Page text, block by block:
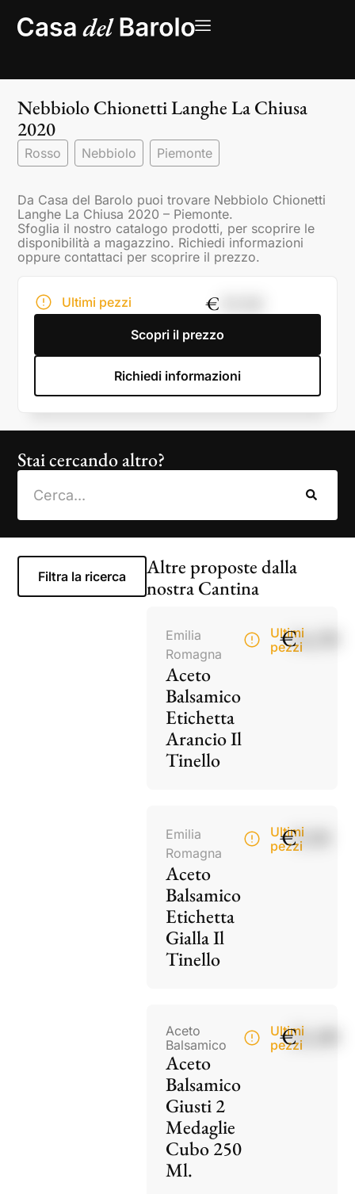
Nebbiolo Chionetti Langhe La Chiusa
2020
Rosso Nebbiolo Piemonte
Da Casa del Barolo puoi trovare Nebbiolo Chionetti
Langhe La Chiusa 2020 – Piemonte.
Sfoglia il nostro catalogo prodotti, per scoprire le
disponibilità a magazzino. Richiedi informazioni
oppure contattaci per scoprire il prezzo.
Ultimi pezzi €
Scopri il prezzo
Richiedi informazioni
Stai cercando altro?
Filtra la ricerca
Altre proposte dalla
nostra Cantina
Emilia
Romagna
Aceto
Balsamico
Etichetta
Arancio Il
Tinello
Ultimi
pezzi
€14,50
Emilia
Romagna
Aceto
Balsamico
Etichetta
Gialla Il
Tinello
Ultimi
pezzi
€9,50
Aceto
Balsamico
Aceto
Balsamico
Giusti 2
Medaglie
Cubo 250
Ml.
Ultimi
pezzi
€21,00